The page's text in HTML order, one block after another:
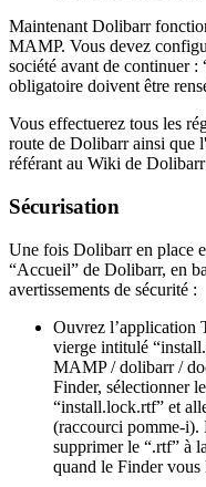
Maintenant Dolibarr
MAMP. Vous devez
société avant de continuer
obligatoire doivent être
Vous effectuerez tous les
route de Dolibarr ainsi que
référant au Wiki de
Sécurisation
Une fois Dolibarr en place
“Accueil” de Dolibarr, en
avertissements de sécurité :
Ouvrez l’application
vierge intitulé
MAMP / dolibarr /
Finder, sélectionner
“install.lock.rtf” et
(raccourci pomme-i).
supprimer le “.rtf” à
quand le Finder vous